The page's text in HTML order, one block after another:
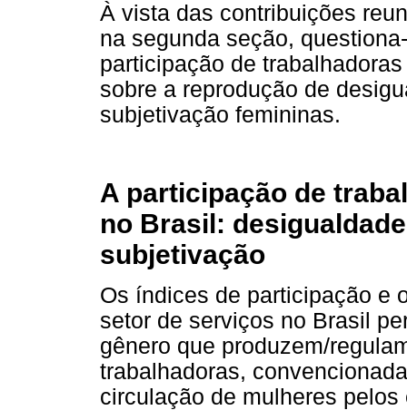
À vista das contribuições
na segunda seção,
participação de
sobre a reprodução de
subjetivação femininas.
A participação de
no Brasil:
subjetivação
Os índices de participação e
setor de serviços no Brasil
gênero que produzem/
trabalhadoras,
circulação de mulheres